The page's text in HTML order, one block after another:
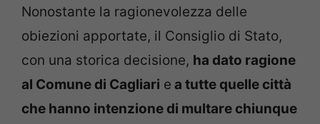
Nonostante la ragionevolezza delle
obiezioni apportate, il Consiglio di Stato,
con una storica decisione, ha dato ragione
al Comune di Cagliari e a tutte quelle città
che hanno intenzione di multare chiunque